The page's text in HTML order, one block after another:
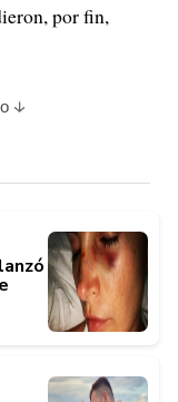
por fin,